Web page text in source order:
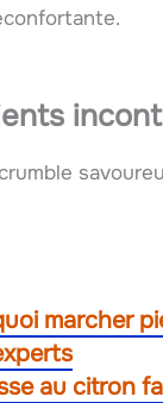
marcher
au citron